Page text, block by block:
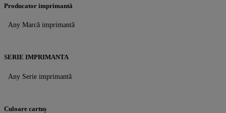
Producator imprimantă
Any Marcă imprimantă
SERIE IMPRIMANTA
Any Serie imprimantă
Culoare cartuș